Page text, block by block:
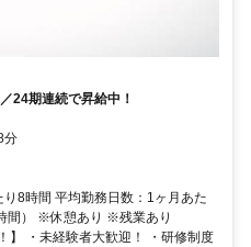
24期連続で昇給中！
分
8時間 平均勤務日数：1ヶ月あた
間） ※休憩あり ※残業あり
】 ・未経験者大歓迎！ ・研修制度